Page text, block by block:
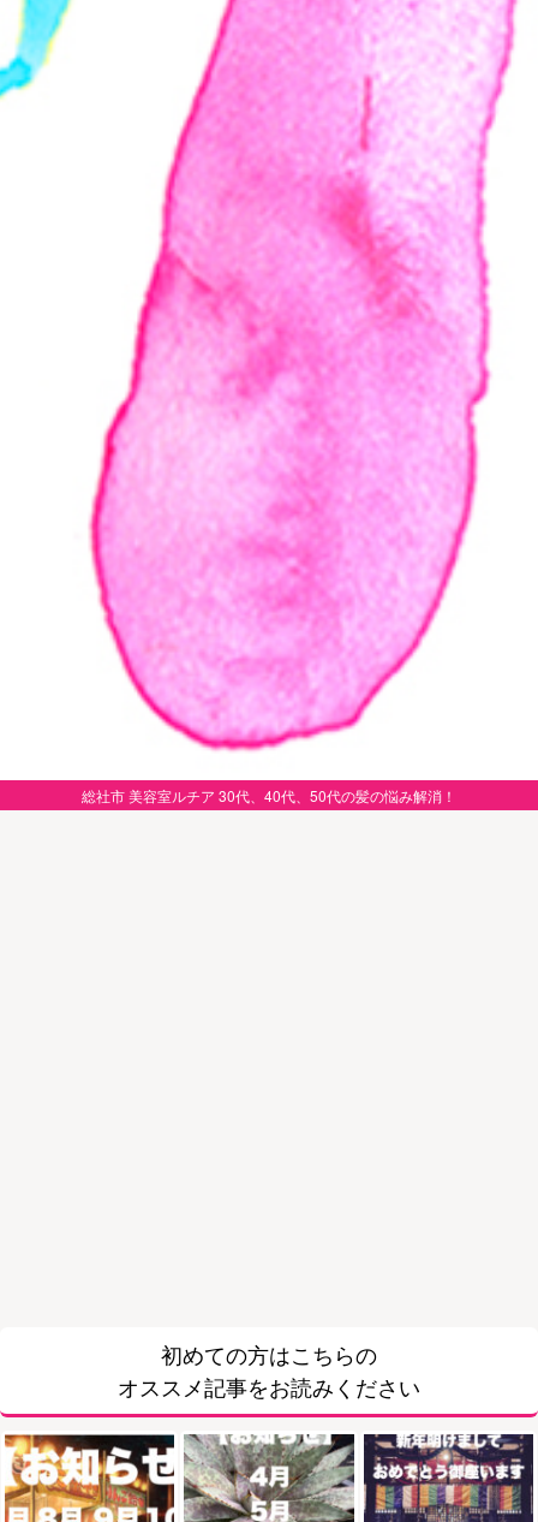
総社市 美容室ルチア 30代、40代、50代の髪の悩み解消！
初めての方はこちらの
オススメ記事をお読みください